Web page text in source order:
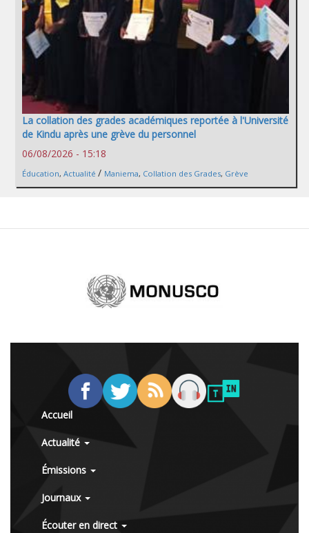
La collation des grades académiques reportée à l'Université
de Kindu après une grève du personnel
06/08/2026 - 15:18
Éducation, Actualité / Maniema, Collation des Grades, Grève
Accueil
Actualité
Émissions
Journaux
Écouter en direct